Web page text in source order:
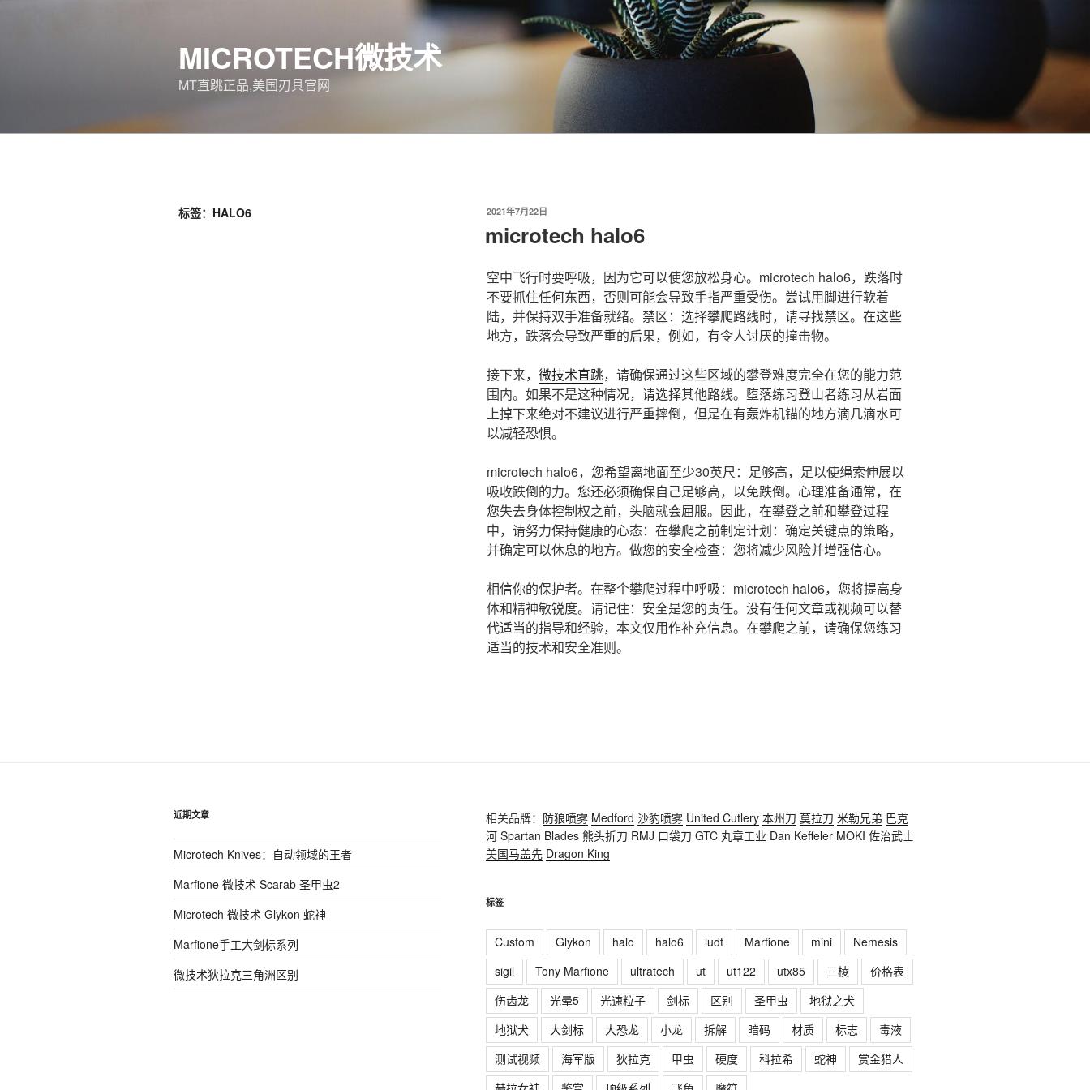
MICROTECH微技术
MT直跳正品,美国刃具官网
标签：HALO6
发
于
2021年7月22日
microtech halo6
空中飞行时要呼吸，因为它可以使您放松身心。microtech halo6，跌落时
不要抓住任何东西，否则可能会导致手指严重受伤。尝试用脚进行软着
陆，并保持双手准备就绪。禁区：选择攀爬路线时，请寻找禁区。在这些
地方，跌落会导致严重的后果，例如，有令人讨厌的撞击物。
接下来， 微技术直跳，请确保通过这些区域的攀登难度完全在您的能力范
围内。如果不是这种情况，请选择其他路线。堕落练习登山者练习从岩面
上掉下来绝对不建议进行严重摔倒，但是在有轰炸机锚的地方滴几滴水可
以减轻恐惧。
microtech halo6，您希望离地面至少30英尺：足够高，足以使绳索伸展以
吸收跌倒的力。您还必须确保自己足够高，以免跌倒。心理准备通常，在
您失去身体控制权之前，头脑就会屈服。因此，在攀登之前和攀登过程
中，请努力保持健康的心态：在攀爬之前制定计划：确定关键点的策略，
并确定可以休息的地方。做您的安全检查：您将减少风险并增强信心。
相信你的保护者。在整个攀爬过程中呼吸：microtech halo6，您将提高身
体和精神敏锐度。请记住：安全是您的责任。没有任何文章或视频可以替
代适当的指导和经验，本文仅用作补充信息。在攀爬之前，请确保您练习
适当的技术和安全准则。
近期文章
Microtech Knives：自动领域的王者
Marfione 微技术 Scarab 圣甲虫2
Microtech 微技术 Glykon 蛇神
Marfione手工大剑标系列
微技术狄拉克三角洲区别
相关品牌： 防狼喷雾 Medford 沙豹喷雾 United Cutlery 本州刀 莫拉刀 米勒兄弟 巴克
河 Spartan Blades 熊头折刀 RMJ 口袋刀 GTC 丸章工业 Dan Keffeler MOKI 佐治武士
美国马盖先 Dragon King
标签
Custom Glykon halo halo6 ludt Marfione mini
Nemesis
sigil
Tony Marfione ultratech ut ut122 utx85 三棱
价格表
伤齿龙
光晕5 光速粒子 剑标 区别 圣甲虫
地狱之犬
地狱犬
大剑标 大恐龙 小龙 拆解 暗码 材质 标志
毒液
测试视频
海军版 狄拉克 甲虫 硬度 科拉希 蛇神
赏金猎人